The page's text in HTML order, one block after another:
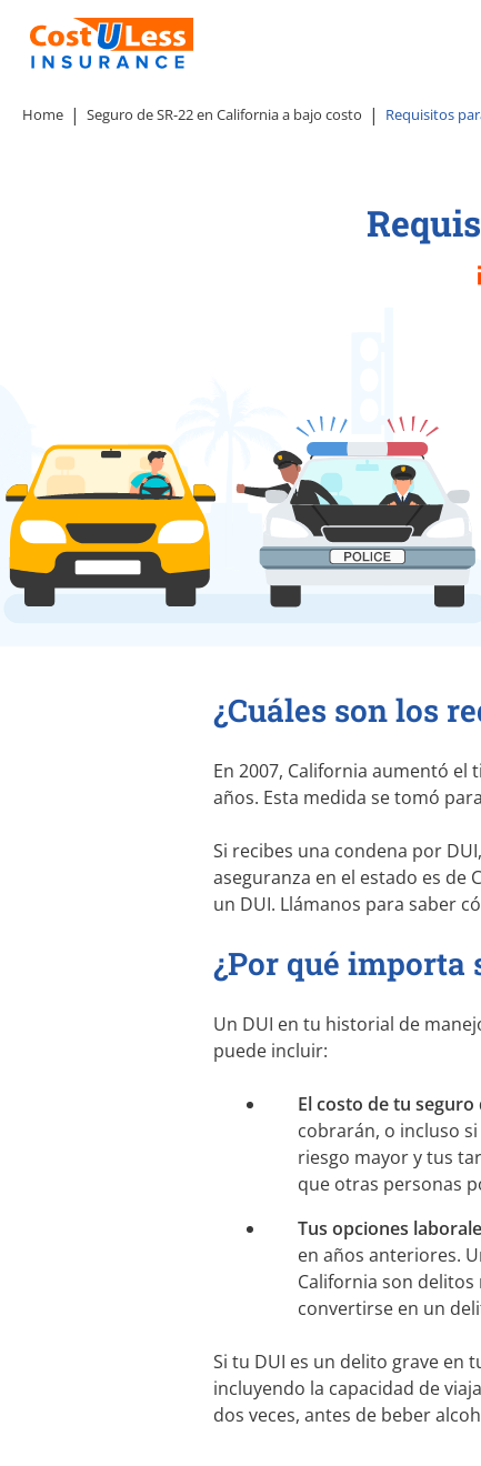
Home Seguro de SR-22 en California a bajo costo Requisitos
¿Cuáles son los
En 2007, California aumentó
años. Esta medida se tomó
Si recibes una condena por
aseguranza en el estado es de
un DUI. Llámanos para saber
¿Por qué importa
Un DUI en tu historial de
puede incluir:
El costo de tu seguro
cobrarán, o incluso
riesgo mayor y tus
que otras personas
Tus opciones
en años anteriores.
California son
convertirse en un
Si tu DUI es un delito grave en
incluyendo la capacidad de
dos veces, antes de beber